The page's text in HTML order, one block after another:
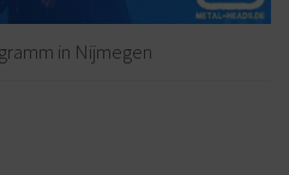
in Nijmegen